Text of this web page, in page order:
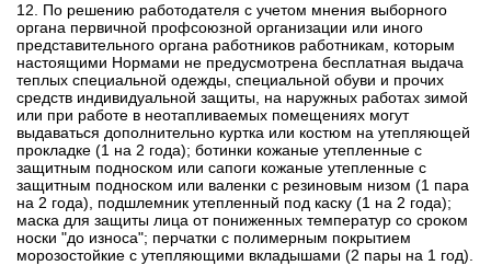
12. По решению работодателя с учетом мнения выборного
органа первичной профсоюзной организации или иного
представительного органа работников работникам, которым
настоящими Нормами не предусмотрена бесплатная выдача
теплых специальной одежды, специальной обуви и прочих
средств индивидуальной защиты, на наружных работах зимой
или при работе в неотапливаемых помещениях могут
выдаваться дополнительно куртка или костюм на утепляющей
прокладке (1 на 2 года); ботинки кожаные утепленные с
защитным подноском или сапоги кожаные утепленные с
защитным подноском или валенки с резиновым низом (1 пара
на 2 года), подшлемник утепленный под каску (1 на 2 года);
маска для защиты лица от пониженных температур со сроком
носки "до износа"; перчатки с полимерным покрытием
морозостойкие с утепляющими вкладышами (2 пары на 1 год).